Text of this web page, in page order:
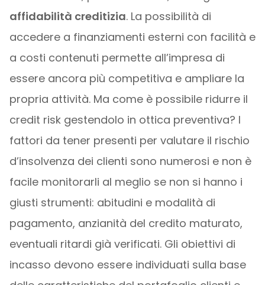
affidabilità creditizia. La possibilità di
accedere a finanziamenti esterni con facilità e
a costi contenuti permette all’impresa di
essere ancora più competitiva e ampliare la
propria attività. Ma come è possibile ridurre il
credit risk gestendolo in ottica preventiva? I
fattori da tener presenti per valutare il rischio
d’insolvenza dei clienti sono numerosi e non è
facile monitorarli al meglio se non si hanno i
giusti strumenti: abitudini e modalità di
pagamento, anzianità del credito maturato,
eventuali ritardi già verificati. Gli obiettivi di
incasso devono essere individuati sulla base